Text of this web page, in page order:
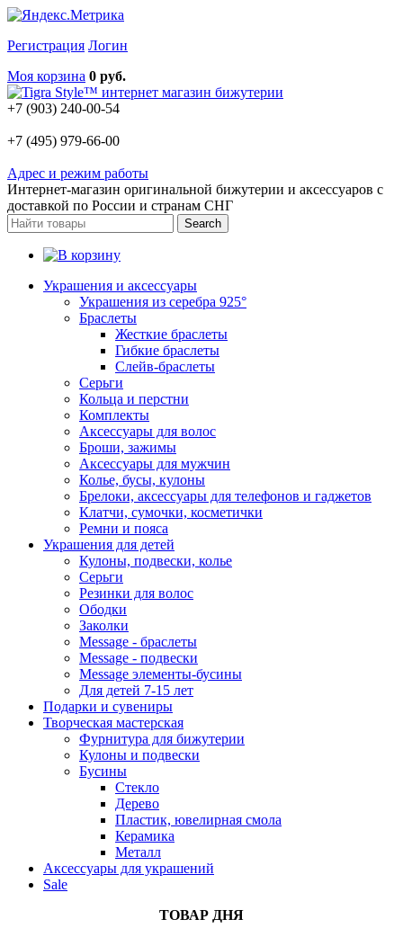
Регистрация Логин
Моя корзина 0 руб.
+7 (903) 240-00-54
+7 (495) 979-66-00
Адрес и режим работы
Интернет-магазин оригинальной бижутерии и аксессуаров с
доставкой по России и странам СНГ
Украшения и аксессуары
Украшения из серебра 925°
Браслеты
Жесткие браслеты
Гибкие браслеты
Слейв-браслеты
Серьги
Кольца и перстни
Комплекты
Аксессуары для волос
Броши, зажимы
Аксессуары для мужчин
Колье, бусы, кулоны
Брелоки, аксессуары для телефонов и гаджетов
Клатчи, сумочки, косметички
Ремни и пояса
Украшения для детей
Кулоны, подвески, колье
Серьги
Резинки для волос
Ободки
Заколки
Message - браслеты
Message - подвески
Message элементы-бусины
Для детей 7-15 лет
Подарки и сувениры
Творческая мастерская
Фурнитура для бижутерии
Кулоны и подвески
Бусины
Стекло
Дерево
Пластик, ювелирная смола
Керамика
Металл
Аксессуары для украшений
Sale
ТОВАР ДНЯ